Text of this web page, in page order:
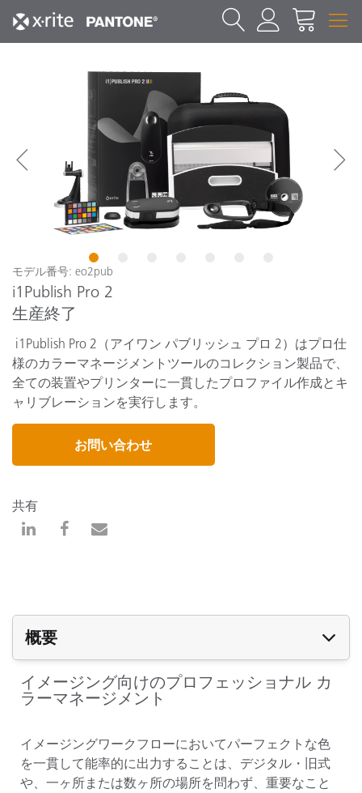
1
モデル番号: eo2pub
i1Publish Pro 2
生産終了
i1Publish Pro 2 （アイワン パブリッシュ プロ 2）はプロ仕
様のカラーマネージメントツールのコレクション製品で、
全ての装置やプリンターに一貫したプロファイル作成とキ
ャリブレーションを実行します。
お問い合わせ
共有
概要
イメージング向けのプロフェッショナル カ
ラーマネージメント
イメージングワークフローにおいてパーフェクトな色
を一貫して能率的に出力することは、デジタル・旧式
や、一ヶ所または数ヶ所の場所を問わず、重要なこと